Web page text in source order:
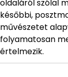
oldaláról szólal
későbbi,
művészetet
folyamatosan
értelmezik.